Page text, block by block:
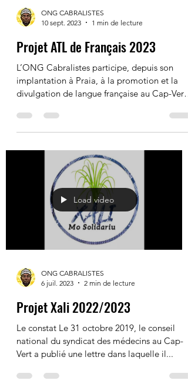
ONG CABRALISTES
10 sept. 2023
1 min de lecture
Projet ATL de Français 2023
L’ONG Cabralistes participe, depuis son
implantation à Praia, à la promotion et la
Load video
ONG CABRALISTES
6 juil. 2023
2 min de lecture
Projet Xali 2022/2023
Le constat Le 31 octobre 2019, le conseil